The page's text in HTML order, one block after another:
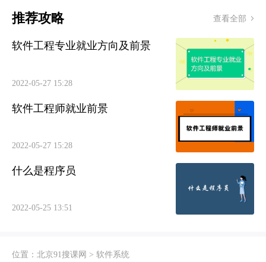
推荐攻略 查看全部
软件工程专业就业方向及前景
2022-05-27 15:28
软件工程师就业前景
2022-05-27 15:28
什么是程序员
2022-05-25 13:51
位置：北京91搜课网 >软件系统